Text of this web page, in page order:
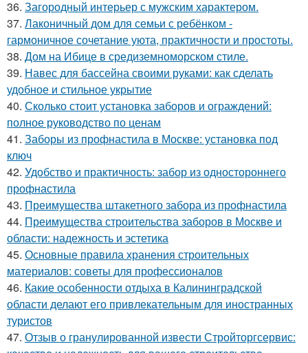
36. Загородный интерьер с мужским характером.
37. Лаконичный дом для семьи с ребёнком -
гармоничное сочетание уюта, практичности и простоты.
38. Дом на Ибице в средиземноморском стиле.
39. Навес для бассейна своими руками: как сделать
удобное и стильное укрытие
40. Сколько стоит установка заборов и ограждений:
полное руководство по ценам
41. Заборы из профнастила в Москве: установка под
ключ
42. Удобство и практичность: забор из одностороннего
профнастила
43. Преимущества штакетного забора из профнастила
44. Преимущества строительства заборов в Москве и
области: надежность и эстетика
45. Основные правила хранения строительных
материалов: советы для профессионалов
46. Какие особенности отдыха в Калининградской
области делают его привлекательным для иностранных
туристов
47. Отзыв о гранулированной извести Стройторгсервис: